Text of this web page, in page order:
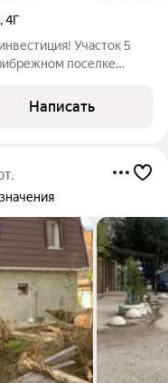
,4Г
Участок 5
поселке
Магазины.
Написать